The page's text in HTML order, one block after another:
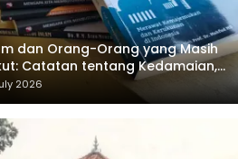
dan Orang-Orang yang Masih
Catatan tentang Kedamaian,
dan Negara dalam
Masykuri Abdillah
2026